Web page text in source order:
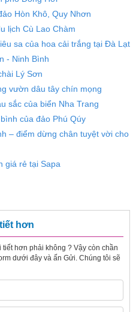
Hòn Khô, Quy Nhơn
lịch Cù Lao Chàm
sa của hoa cải trắng tại Đà Lạt
- Ninh Bình
Lý Sơn
vườn dâu tây chín mọng
sắc của biển Nha Trang
của đảo Phú Qúy
– điểm dừng chân tuyệt vời cho
giá rẻ tại Sapa
hơn
hơn phải không ? Vậy còn chần
dưới đây và ấn Gửi. Chúng tôi sẽ